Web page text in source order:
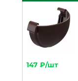
147 ₽/шт